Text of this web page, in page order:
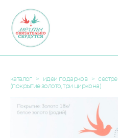
каталог > идеи подарков > сестре
(покрытие золото, три циркона)